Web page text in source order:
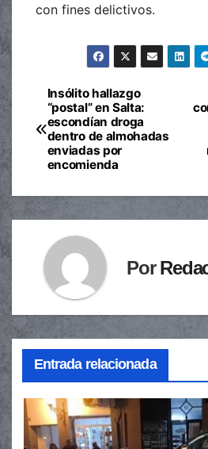
con fines delictivos.
Navegación
de
entradas
Insólito hallazgo
“postal” en Salta:
escondían droga
dentro de almohadas
enviadas por
encomienda
Por
Entrada relacionada